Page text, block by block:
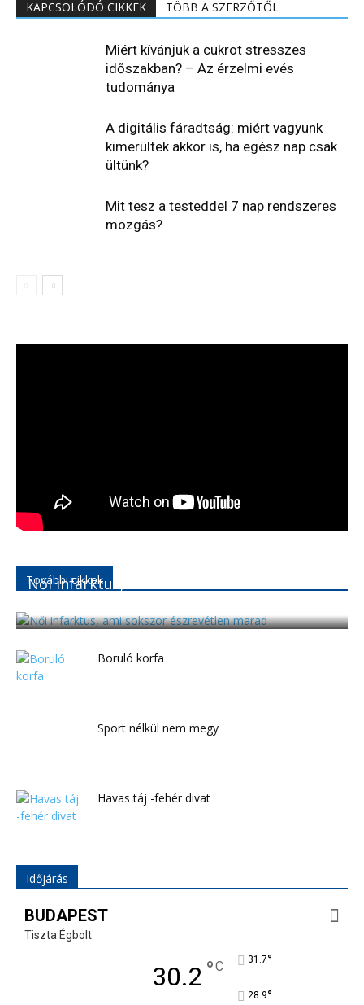
KAPCSOLÓDÓ CIKKEK TÖBB A SZERZŐTŐL
Miért kívánjuk a cukrot stresszes
időszakban? – Az érzelmi evés
tudománya
A digitális fáradtság: miért vagyunk
kimerültek akkor is, ha egész nap csak
ültünk?
Mit tesz a testeddel 7 nap rendszeres
mozgás?
További cikkek
Női infarktus, ami sokszor észrevétlen
Boruló korfa
Sport nélkül nem megy
Havas táj -fehér divat
Időjárás
BUDAPEST
Tiszta Égbolt
30.2 °C 31.7°
28.9°